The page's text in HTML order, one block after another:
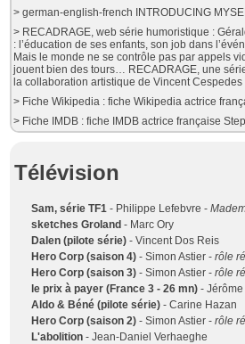
> german-english-french INTRODUCING
> RECADRAGE, web série humoristique :
: l’éducation de ses enfants, son job dans
Mais le monde ne se contrôle pas par appels
jouent bien des tours… RECADRAGE, une
la collaboration artistique de Vincent Cespedes
> Fiche Wikipedia : fiche Wikipedia actrice
> Fiche IMDB : fiche IMDB actrice française
Télévision
Sam, série TF1 - Philippe Lefebvre -
sketches Groland - Marc Ory
Dalen (pilote série) - Vincent Dos Reis
Hero Corp (saison 4) - Simon Astier -rôle
Hero Corp (saison 3) - Simon Astier -rôle
le prix à payer (France 3 - 26 mn) - Jérôme
Aldo & Béné (pilote série) - Carine Hazan
Hero Corp (saison 2) - Simon Astier -rôle
L'abolition - Jean-Daniel Verhaeghe